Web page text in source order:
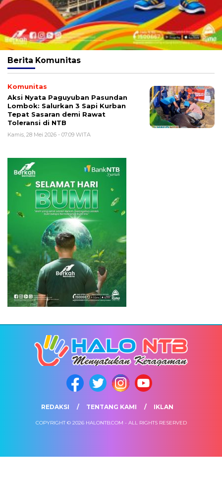
Berita Komunitas
Komunitas
Aksi Nyata Paguyuban Pasundan
Lombok: Salurkan 3 Sapi Kurban
Tepat Sasaran demi Rawat
Toleransi di NTB
Kamis, 28 Mei 2026 - 07:09 WITA
REDAKSI TENTANG KAMI IKLAN
COPYRIGHT © 2026 HALONTB.COM - ALL RIGHTS RESERVED